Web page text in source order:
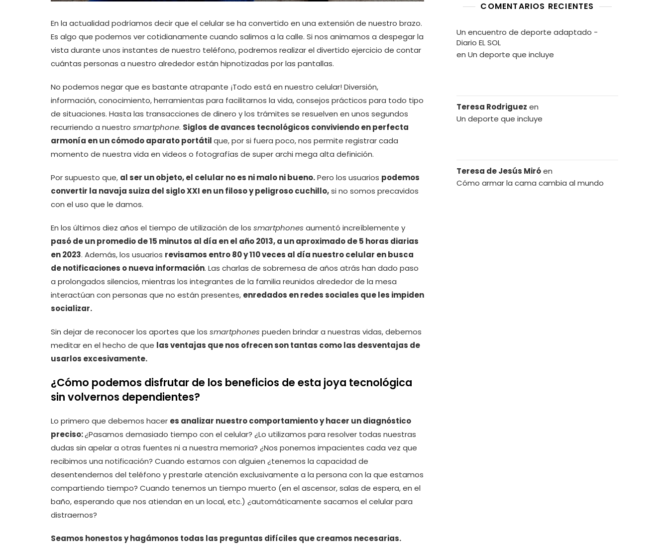
En la actualidad podríamos decir que el celular se ha convertido en una extensión de nuestro brazo.
Es algo que podemos ver cotidianamente cuando salimos a la calle. Si nos animamos a despegar la
vista durante unos instantes de nuestro teléfono, podremos realizar el divertido ejercicio de contar
cuántas personas a nuestro alrededor están hipnotizadas por las pantallas.
No podemos negar que es bastante atrapante ¡Todo está en nuestro celular! Diversión,
información, conocimiento, herramientas para facilitarnos la vida, consejos prácticos para todo tipo
de situaciones. Hasta las transacciones de dinero y los trámites se resuelven en unos segundos
recurriendo a nuestro smartphone. Siglos de avances tecnológicos conviviendo en perfecta
armonía en un cómodo aparato portátilque, por si fuera poco, nos permite registrar cada
momento de nuestra vida en videos o fotografías de super archi mega alta definición.
Por supuesto que, al ser un objeto, el celular no es ni malo ni bueno.Pero los usuarios podemos
convertir la navaja suiza del siglo XXI en un filoso y peligroso cuchillo,si no somos precavidos
con el uso que le damos.
En los últimos diez años el tiempo de utilización de los smartphones aumentó increíblemente y
pasó de un promedio de 15 minutos al día en el año 2013, a un aproximado de 5 horas diarias
en 2023. Además, los usuarios revisamos entro 80 y 110 veces al día nuestro celular en busca
de notificaciones o nueva información. Las charlas de sobremesa de años atrás han dado paso
a prolongados silencios, mientras los integrantes de la familia reunidos alrededor de la mesa
interactúan con personas que no están presentes, enredados en redes sociales que les impiden
socializar.
Sin dejar de reconocer los aportes que los smartphones pueden brindar a nuestras vidas, debemos
meditar en el hecho de que las ventajas que nos ofrecen son tantas como las desventajas de
usarlos excesivamente.
¿Cómo podemos disfrutar de los beneficios de esta joya tecnológica
sin volvernos dependientes?
Lo primero que debemos hacer es analizar nuestro comportamiento y hacer un diagnóstico
preciso:¿Pasamos demasiado tiempo con el celular? ¿Lo utilizamos para resolver todas nuestras
dudas sin apelar a otras fuentes ni a nuestra memoria? ¿Nos ponemos impacientes cada vez que
recibimos una notificación? Cuando estamos con alguien ¿tenemos la capacidad de
desentendernos del teléfono y prestarle atención exclusivamente a la persona con la que estamos
compartiendo tiempo? Cuando tenemos un tiempo muerto (en el ascensor, salas de espera, en el
baño, esperando que nos atiendan en un local, etc.) ¿automáticamente sacamos el celular para
distraernos?
Seamos honestos y hagámonos todas las preguntas difíciles que creamos necesarias.
COMENTARIOS RECIENTES
Un encuentro de deporte adaptado -
Diario EL SOL
en Un deporte que incluye
Teresa Rodriguez en
Un deporte que incluye
Teresa de Jesús Miróen
Cómo armar la cama cambia al mundo